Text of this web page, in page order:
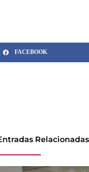
FACEBOOK
Relacionadas